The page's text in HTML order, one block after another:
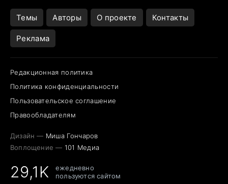
Темы Авторы О проекте Контакты
Реклама
Редакционная политика
Политика конфиденциальности
Пользовательское соглашение
Правообладателям
Дизайн — Миша Гончаров
Воплощение — 101 Медиа
29,1K
ежедневно
пользуются сайтом